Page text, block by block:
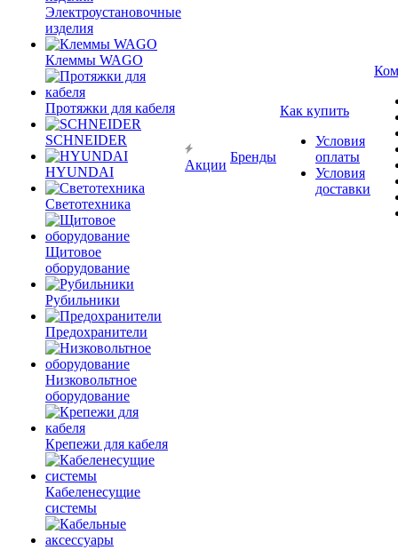
Электроустановочные
изделия
Клеммы WAGO
Протяжки для кабеля
SCHNEIDER
HYUNDAI
Светотехника
Щитовое
оборудование
Рубильники
Предохранители
Низковольтное
оборудование
Крепежи для кабеля
Кабеленесущие
системы
Акции
Бренды
Как купить
Условия
оплаты
Условия
доставки